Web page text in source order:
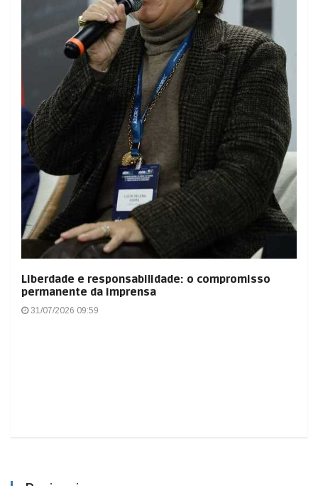
Liberdade e responsabilidade: o compromisso
permanente da imprensa
31/07/2026 09:59